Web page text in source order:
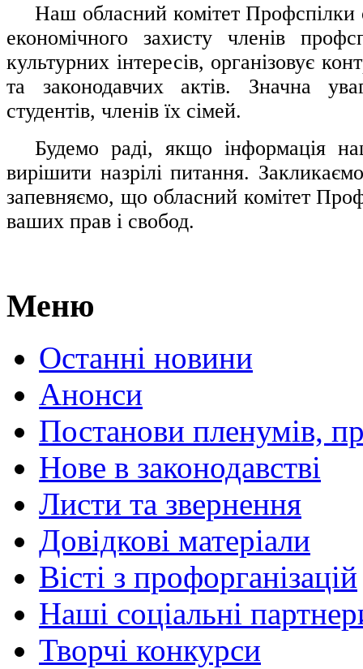
Наш обласний комітет Профспілки
економічного захисту членів
культурних інтересів, організовує
та законодавчих актів. Значна
студентів, членів їх сімей.
Будемо раді, якщо інформація
вирішити назрілі питання.
запевняємо, що обласний комітет
ваших прав і свобод.
Меню
Останні новини
Анонси
Постанови пленумів,
Нове в законодавстві
Листи та звернення
Довідкові матеріали
Вісті з профорганізацій
Наші соціальні
Творчі конкурси